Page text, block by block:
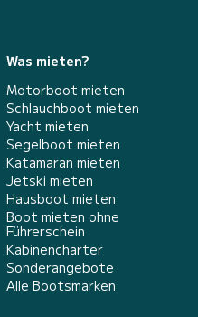
Was mieten?
Motorboot mieten
Schlauchboot mieten
Yacht mieten
Segelboot mieten
Katamaran mieten
Jetski mieten
Hausboot mieten
Boot mieten ohne
Führerschein
Kabinencharter
Sonderangebote
Alle Bootsmarken